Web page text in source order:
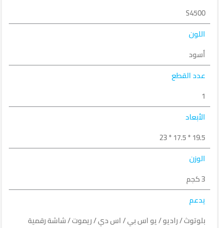
S4500
اللون
أسود
عدد القطع
1
الأبعاد
19.5 * 17.5 * 23
الوزن
3 كجم
يدعم
بلوتوث / راديو / يو اس بي / اس دي / ريموت / شاشة رقمية